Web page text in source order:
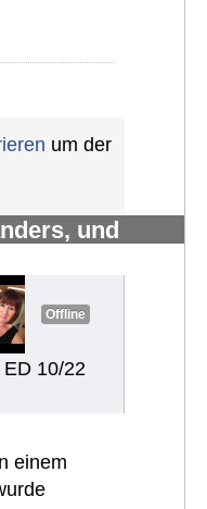
um der
und
Offline
ED 10/22
einem